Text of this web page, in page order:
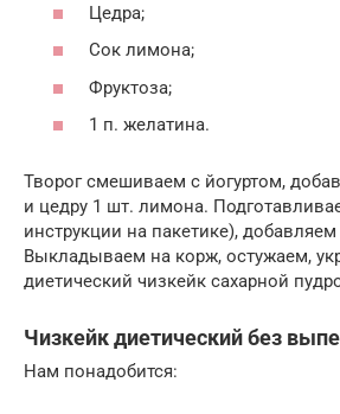
Цедра;
Сок лимона;
Фруктоза;
1 п. желатина.
Творог смешиваем с йогуртом,
и цедру 1 шт. лимона.
инструкции на пакетике), добавляем
Выкладываем на корж, остужаем,
диетический чизкейк сахарной
Чизкейк диетический без
Нам понадобится: